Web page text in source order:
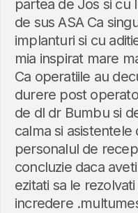
partea de Jos si cu
de sus ASA Ca
implanturi si cu
mia inspirat mare
Ca operatiile au
durere post
de dl dr Bumbu si
calma si asistentele
personalul de
concluzie daca
ezitati sa le
incredere